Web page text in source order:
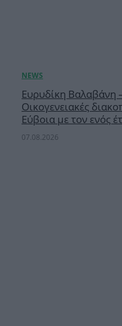
Ευρυδίκη Βαλαβάνη
Οικογενειακές
Εύβοια με τον ενός
07.08.2026